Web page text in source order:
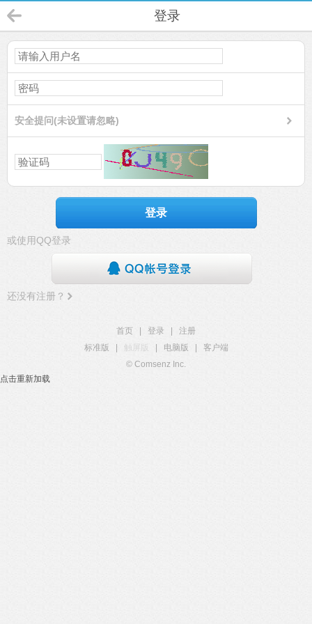
登录
安全提问(未设置请忽略)
登录
或使用QQ登录
还没有注册？
首页 登录
注册
标准版
触屏版 电脑版
客户端
© Comsenz Inc.
点击重新加载